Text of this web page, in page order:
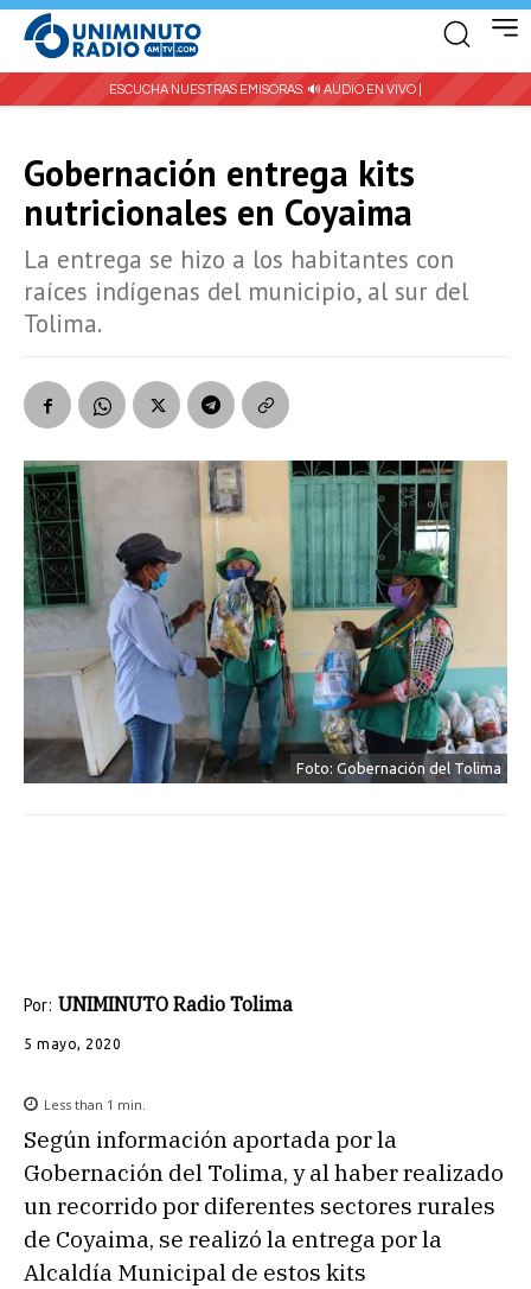
ESCUCHA NUESTRAS EMISORAS: 🔊 AUDIO EN VIVO |
Gobernación entrega kits
nutricionales en Coyaima
La entrega se hizo a los habitantes con
raíces indígenas del municipio, al sur del
Tolima.
Foto: Gobernación del Tolima
Por: UNIMINUTO Radio Tolima
5 mayo, 2020
Less than 1 min.
Según información aportada por la
Gobernación del Tolima, y al haber realizado
un recorrido por diferentes sectores rurales
de Coyaima, se realizó la entrega por la
Alcaldía Municipal de estos kits